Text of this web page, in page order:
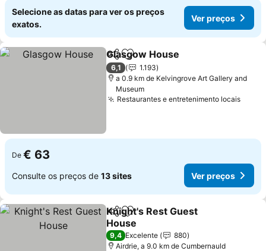
Selecione as datas para ver os preços
exatos.
Ver preços
PartilharAdicionar aos favoritos
Glasgow House
6,1
1.193
a 0.9 km de Kelvingrove Art Gallery and
Museum
Restaurantes e entretenimento locaisVer
De € 63
Consulte os preços de 13 sites Ver preços
PartilharAdicionar aos favoritos
Knight's Rest Guest
House
Ver preços
9,4 Excelente
880
Airdrie, a 9.0 km de Cumbernauld